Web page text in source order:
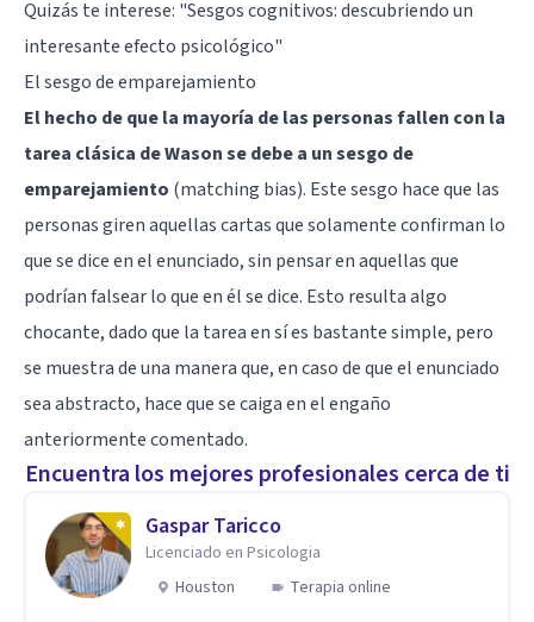
Quizás te interese: "Sesgos cognitivos: descubriendo un
interesante efecto psicológico"
El sesgo de emparejamiento
El hecho de que la mayoría de las personas fallen con la
tarea clásica de Wason se debe a un sesgo de
emparejamiento (matching bias). Este sesgo hace que las
personas giren aquellas cartas que solamente confirman lo
que se dice en el enunciado, sin pensar en aquellas que
podrían falsear lo que en él se dice. Esto resulta algo
chocante, dado que la tarea en sí es bastante simple, pero
se muestra de una manera que, en caso de que el enunciado
sea abstracto, hace que se caiga en el engaño
anteriormente comentado.
Encuentra los mejores profesionales cerca de ti
Gaspar Taricco
Licenciado en Psicologia
Houston
Terapia online